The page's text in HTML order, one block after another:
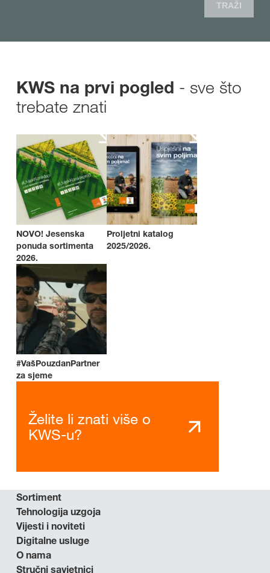
TRAŽI
KWS na prvi pogled - sve što
trebate znati
NOVO! Jesenska
ponuda sortimenta
2026.
Proljetni katalog
2025/2026.
#VašPouzdanPartner
za sjeme
Želite li znati više o
KWS-u?
Sortiment
Tehnologija uzgoja
Vijesti i noviteti
Digitalne usluge
O nama
Stručni savjetnici